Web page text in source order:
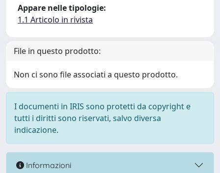
Appare nelle tipologie:
1.1 Articolo in rivista
File in questo prodotto:
Non ci sono file associati a questo prodotto.
I documenti in IRIS sono protetti da copyright e
tutti i diritti sono riservati, salvo diversa
indicazione.
Informazioni